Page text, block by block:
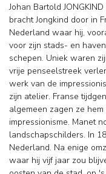
Johan Bartold JONGKIND 1819-1891 Een groot deel van zijn leven
bracht Jongkind door in
Nederland waar hij,
voor zijn stads- en
schepen. Uniek waren zijn
vrije penseelstreek
werk van de
zijn atelier. Franse
algemeen zagen ze
impressionisme. Manet
landschapschilders. In 1855 reisde Jongkind vanuit Parijs naar
Nederland. Na enige
waar hij vijf jaar zou